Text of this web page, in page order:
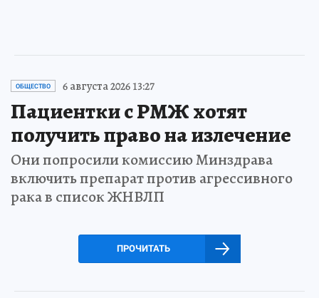
ОБЩЕСТВО 6 августа 2026 13:27
Пациентки с РМЖ хотят
получить право на излечение
Они попросили комиссию Минздрава
включить препарат против агрессивного
рака в список ЖНВЛП
ПРОЧИТАТЬ